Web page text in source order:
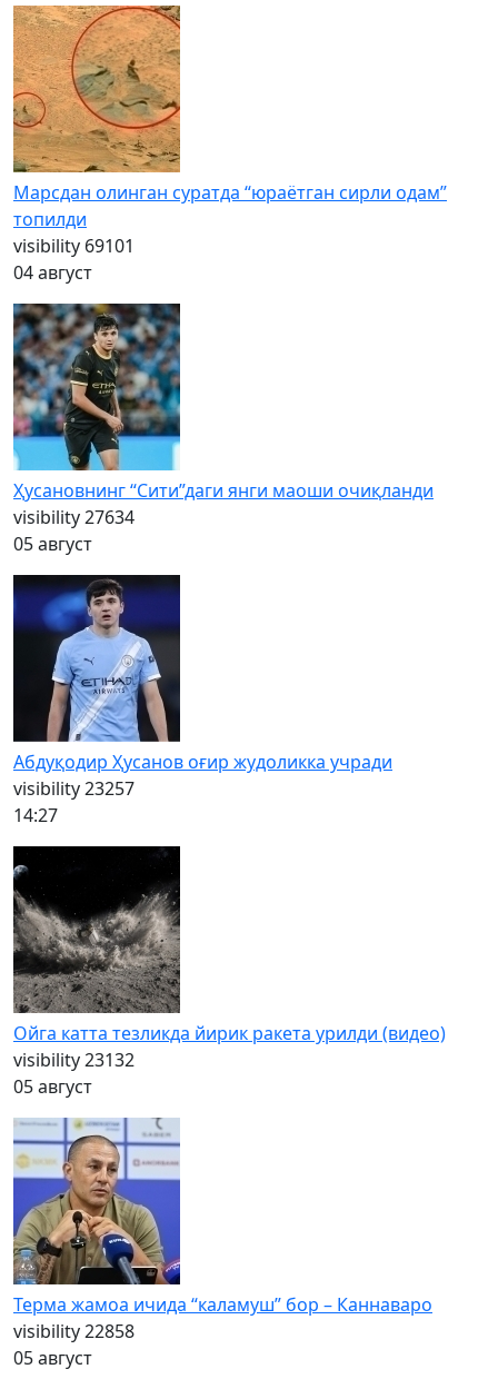
Марсдан олинган суратда “юраётган сирли одам”
топилди
visibility 69101
04 август
Ҳусановнинг “Сити”даги янги маоши очиқланди
visibility27634
05 август
Абдуқодир Ҳусанов оғир жудоликка учради
visibility23257
14:27
Ойга катта тезликда йирик ракета урилди (видео)
visibility23132
05 август
Терма жамоа ичида “каламуш” бор – Каннаваро
visibility22858
05 август